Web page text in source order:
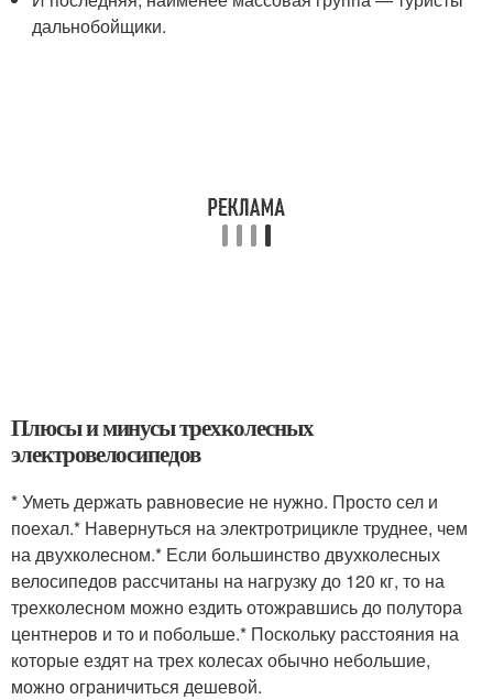
дальнобойщики.
Плюсы и минусы трехколесных
электровелосипедов
* Уметь держать равновесие не нужно. Просто сел и
поехал.* Навернуться на электротрицикле труднее, чем
на двухколесном.* Если большинство двухколесных
велосипедов рассчитаны на нагрузку до 120 кг, то на
трехколесном можно ездить отожравшись до полутора
центнеров и то и побольше.* Поскольку расстояния на
которые ездят на трех колесах обычно небольшие,
можно ограничиться дешевой.